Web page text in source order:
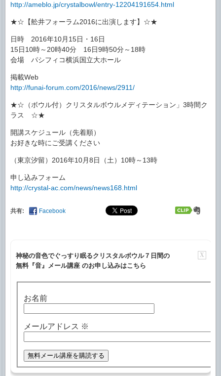
http://ameblo.jp/crystalbowl/entry-12204191654.html
★☆【舩井フォーラム2016に出演します】☆★
日時 2016年10月15日・16日
15日10時～20時40分 16日9時50分～18時
会場 パシフィコ横浜国立大ホール
掲載Web
http://funai-forum.com/2016/news/2911/
★☆（ボウル付）クリスタルボウルメディテーション」3時間ク
ラス ☆★
開講スケジュール（先着順）
お好きな時にご受講ください
（東京汐留）2016年10月8日（土）10時～13時
申し込みフォーム
http://crystal-ac.com/news/news168.html
共有: Facebook
X
神秘の音色でぐっすり眠るクリスタルボウル７日間の
無料『音』メール講座 のお申し込みはこちら
お名前
メールアドレス ※